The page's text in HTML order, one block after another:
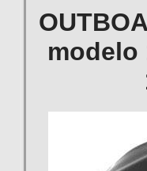
modelo